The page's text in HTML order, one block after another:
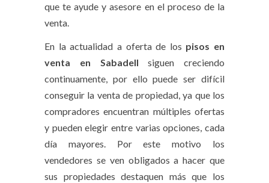
que te ayude y asesore en el proceso de la
venta.
En la actualidad a oferta de los pisos en
venta en Sabadellsiguen creciendo
continuamente, por ello puede ser difícil
conseguir la venta de propiedad, ya que los
compradores encuentran múltiples ofertas
y pueden elegir entre varias opciones, cada
día mayores. Por este motivo los
vendedores se ven obligados a hacer que
sus propiedades destaquen más que los